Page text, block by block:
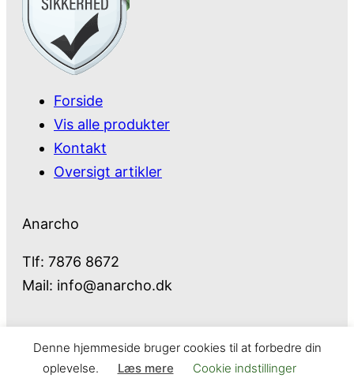
Forside
Vis alle produkter
Kontakt
Oversigt artikler
Anarcho
Tlf: 7876 8672
Mail: info@anarcho.dk
Anarcho – alt i Hårde Hvidevarer
Denne hjemmeside bruger cookies til at forbedre din
oplevelse.
Læs mere Cookie indstillinger